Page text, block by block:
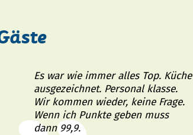
Es war wie immer alles Top. Küche
ausgezeichnet. Personal klasse.
Wir kommen wieder, keine Frage.
Wenn ich Punkte geben muss
dann 99,9.